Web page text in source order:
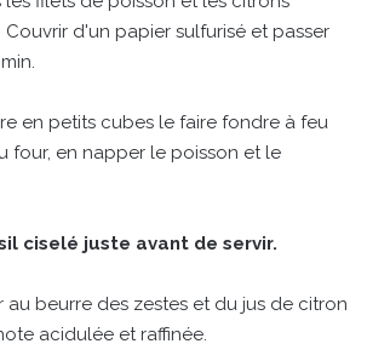
d'un papier sulfurisé et passer
en petits cubes le faire fondre à feu
four, en napper le poisson et le
ciselé juste avant de servir.
au beurre des zestes et du jus de citron
acidulée et raffinée.